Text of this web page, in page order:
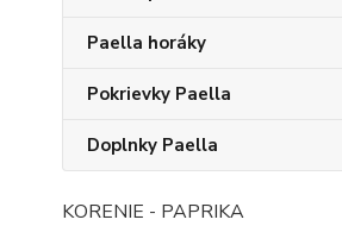
Paella horáky
Pokrievky Paella
Doplnky Paella
KORENIE - PAPRIKA